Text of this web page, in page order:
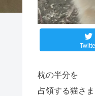
枕の半分を
占領する猫さま